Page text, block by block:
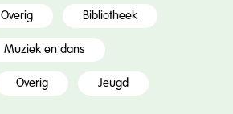
Overig Bibliotheek
Muziek en dans
Overig Jeugd